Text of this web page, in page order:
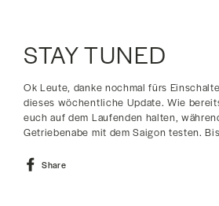
STAY TUNED
Ok Leute, danke nochmal fürs
dieses wöchentliche Update. Wie
euch auf dem Laufenden halten,
Getriebenabe mit dem Saigon testen.
Share